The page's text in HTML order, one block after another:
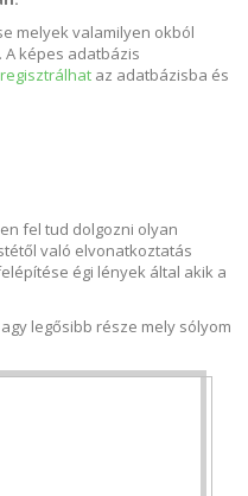
melyek valamilyen okból
képes adatbázis
regisztrálhat az adatbázisba és
fel tud dolgozni olyan
való elvonatkoztatás
égi lények által akik a
legősibb része mely sólyom